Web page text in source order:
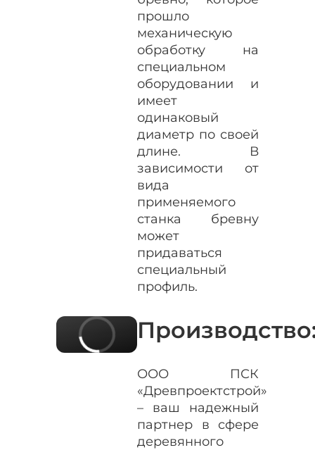
прошло
механическую
обработку на
специальном
оборудовании и
имеет
одинаковый
диаметр по своей
длине. В
зависимости от
вида
применяемого
станка бревну
может
придаваться
специальный
профиль.
ООО ПСК
«Древпроектстрой»
– ваш надежный
партнер в сфере
деревянного